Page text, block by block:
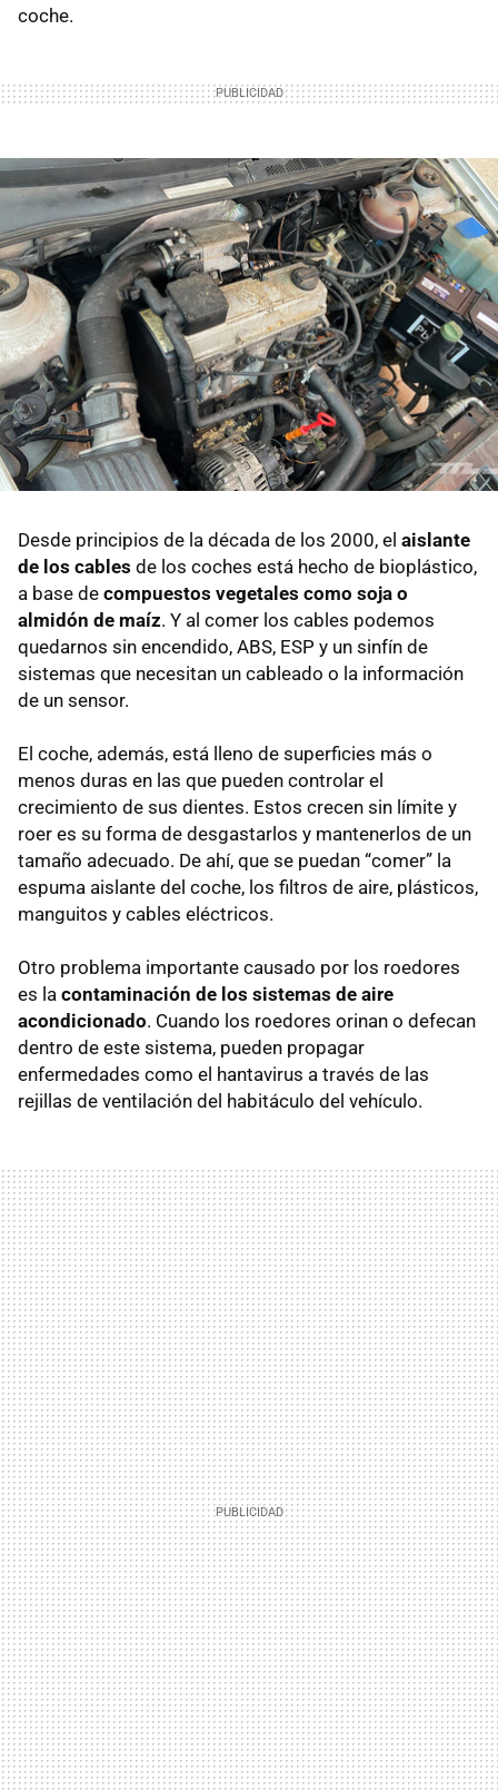
coche.
Desde principios de la década de los 2000, el aislante
de los cables de los coches está hecho de bioplástico,
a base de compuestos vegetales como soja o
almidón de maíz. Y al comer los cables podemos
quedarnos sin encendido, ABS, ESP y un sinfín de
sistemas que necesitan un cableado o la información
de un sensor.
El coche, además, está lleno de superficies más o
menos duras en las que pueden controlar el
crecimiento de sus dientes. Estos crecen sin límite y
roer es su forma de desgastarlos y mantenerlos de un
tamaño adecuado. De ahí, que se puedan “comer” la
espuma aislante del coche, los filtros de aire, plásticos,
manguitos y cables eléctricos.
Otro problema importante causado por los roedores
es la contaminación de los sistemas de aire
acondicionado. Cuando los roedores orinan o defecan
dentro de este sistema, pueden propagar
enfermedades como el hantavirus a través de las
rejillas de ventilación del habitáculo del vehículo.